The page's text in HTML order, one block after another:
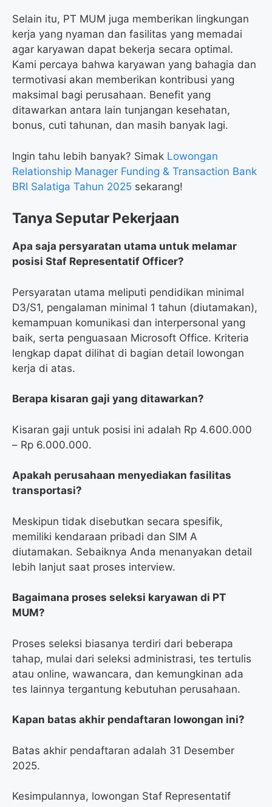
Selain itu, PT MUM juga memberikan lingkungan
kerja yang nyaman dan fasilitas yang memadai
agar karyawan dapat bekerja secara optimal.
Kami percaya bahwa karyawan yang bahagia dan
termotivasi akan memberikan kontribusi yang
maksimal bagi perusahaan. Benefit yang
ditawarkan antara lain tunjangan kesehatan,
bonus, cuti tahunan, dan masih banyak lagi.
Ingin tahu lebih banyak? Simak Lowongan
Relationship Manager Funding & Transaction Bank
BRI Salatiga Tahun 2025 sekarang!
Tanya Seputar Pekerjaan
Apa saja persyaratan utama untuk melamar
posisi Staf Representatif Officer?
Persyaratan utama meliputi pendidikan minimal
D3/S1, pengalaman minimal 1 tahun (diutamakan),
kemampuan komunikasi dan interpersonal yang
baik, serta penguasaan Microsoft Office. Kriteria
lengkap dapat dilihat di bagian detail lowongan
kerja di atas.
Berapa kisaran gaji yang ditawarkan?
Kisaran gaji untuk posisi ini adalah Rp 4.600.000
– Rp 6.000.000.
Apakah perusahaan menyediakan fasilitas
transportasi?
Meskipun tidak disebutkan secara spesifik,
memiliki kendaraan pribadi dan SIM A
diutamakan. Sebaiknya Anda menanyakan detail
lebih lanjut saat proses interview.
Bagaimana proses seleksi karyawan di PT
MUM?
Proses seleksi biasanya terdiri dari beberapa
tahap, mulai dari seleksi administrasi, tes tertulis
atau online, wawancara, dan kemungkinan ada
tes lainnya tergantung kebutuhan perusahaan.
Kapan batas akhir pendaftaran lowongan ini?
Batas akhir pendaftaran adalah 31 Desember
2025.
Kesimpulannya, lowongan Staf Representatif